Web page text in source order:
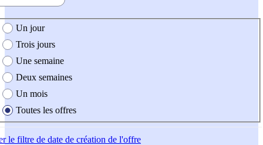
création de l'offre
Un jour
Trois jours
Une semaine
Deux semaines
Un mois
Toutes les offres
le filtre de date de création de l'offre